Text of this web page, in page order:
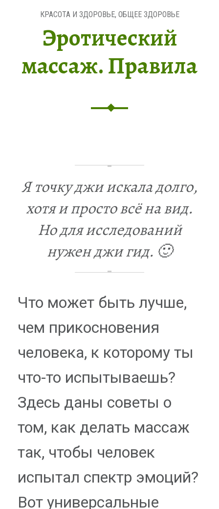
Эротический
массаж. Правила
КРАСОТА И ЗДОРОВЬЕ,ОБЩЕЕ ЗДОРОВЬЕ
Я точку джи искала долго,
хотя и просто всё на вид.
Но для исследований
нужен джи гид. 🙂
Что может быть лучше,
чем прикосновения
человека, к которому ты
что-то испытываешь?
Здесь даны советы о
том, как делать массаж
так, чтобы человек
испытал спектр эмоций?
Вот универсальные